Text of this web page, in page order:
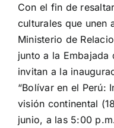
Con el fin de
culturales que unen
Ministerio de
junto a la Embajada
invitan a la
“Bolívar en el Perú:
visión continental
junio, a las 5:00